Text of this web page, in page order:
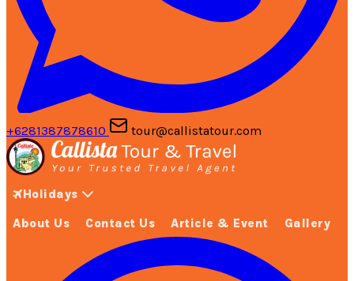
+6281387878610 tour@callistatour.com
Holidays
About Us Contact Us Article & Event Gallery